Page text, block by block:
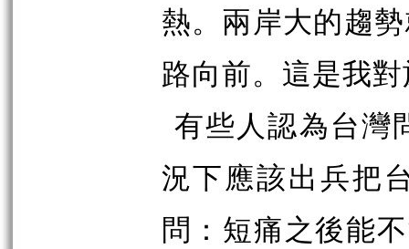
熱。兩岸大的趨
路向前。這是我
有些人認為台灣
況下應該出兵把
問：短痛之後能